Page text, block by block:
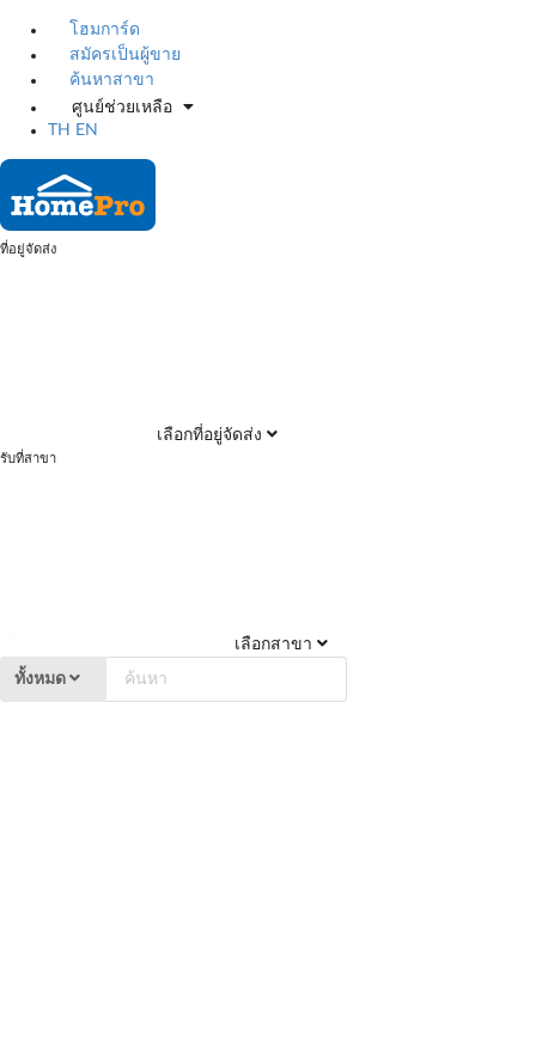
โฮมการ์ด
สมัครเป็นผู้ขาย
ค้นหาสาขา
ศูนย์ช่วยเหลือ
TH
EN
ที่อยู่จัดส่ง
เลือกที่อยู่จัดส่ง
รับที่สาขา
เลือกสาขา
ทั้งหมด